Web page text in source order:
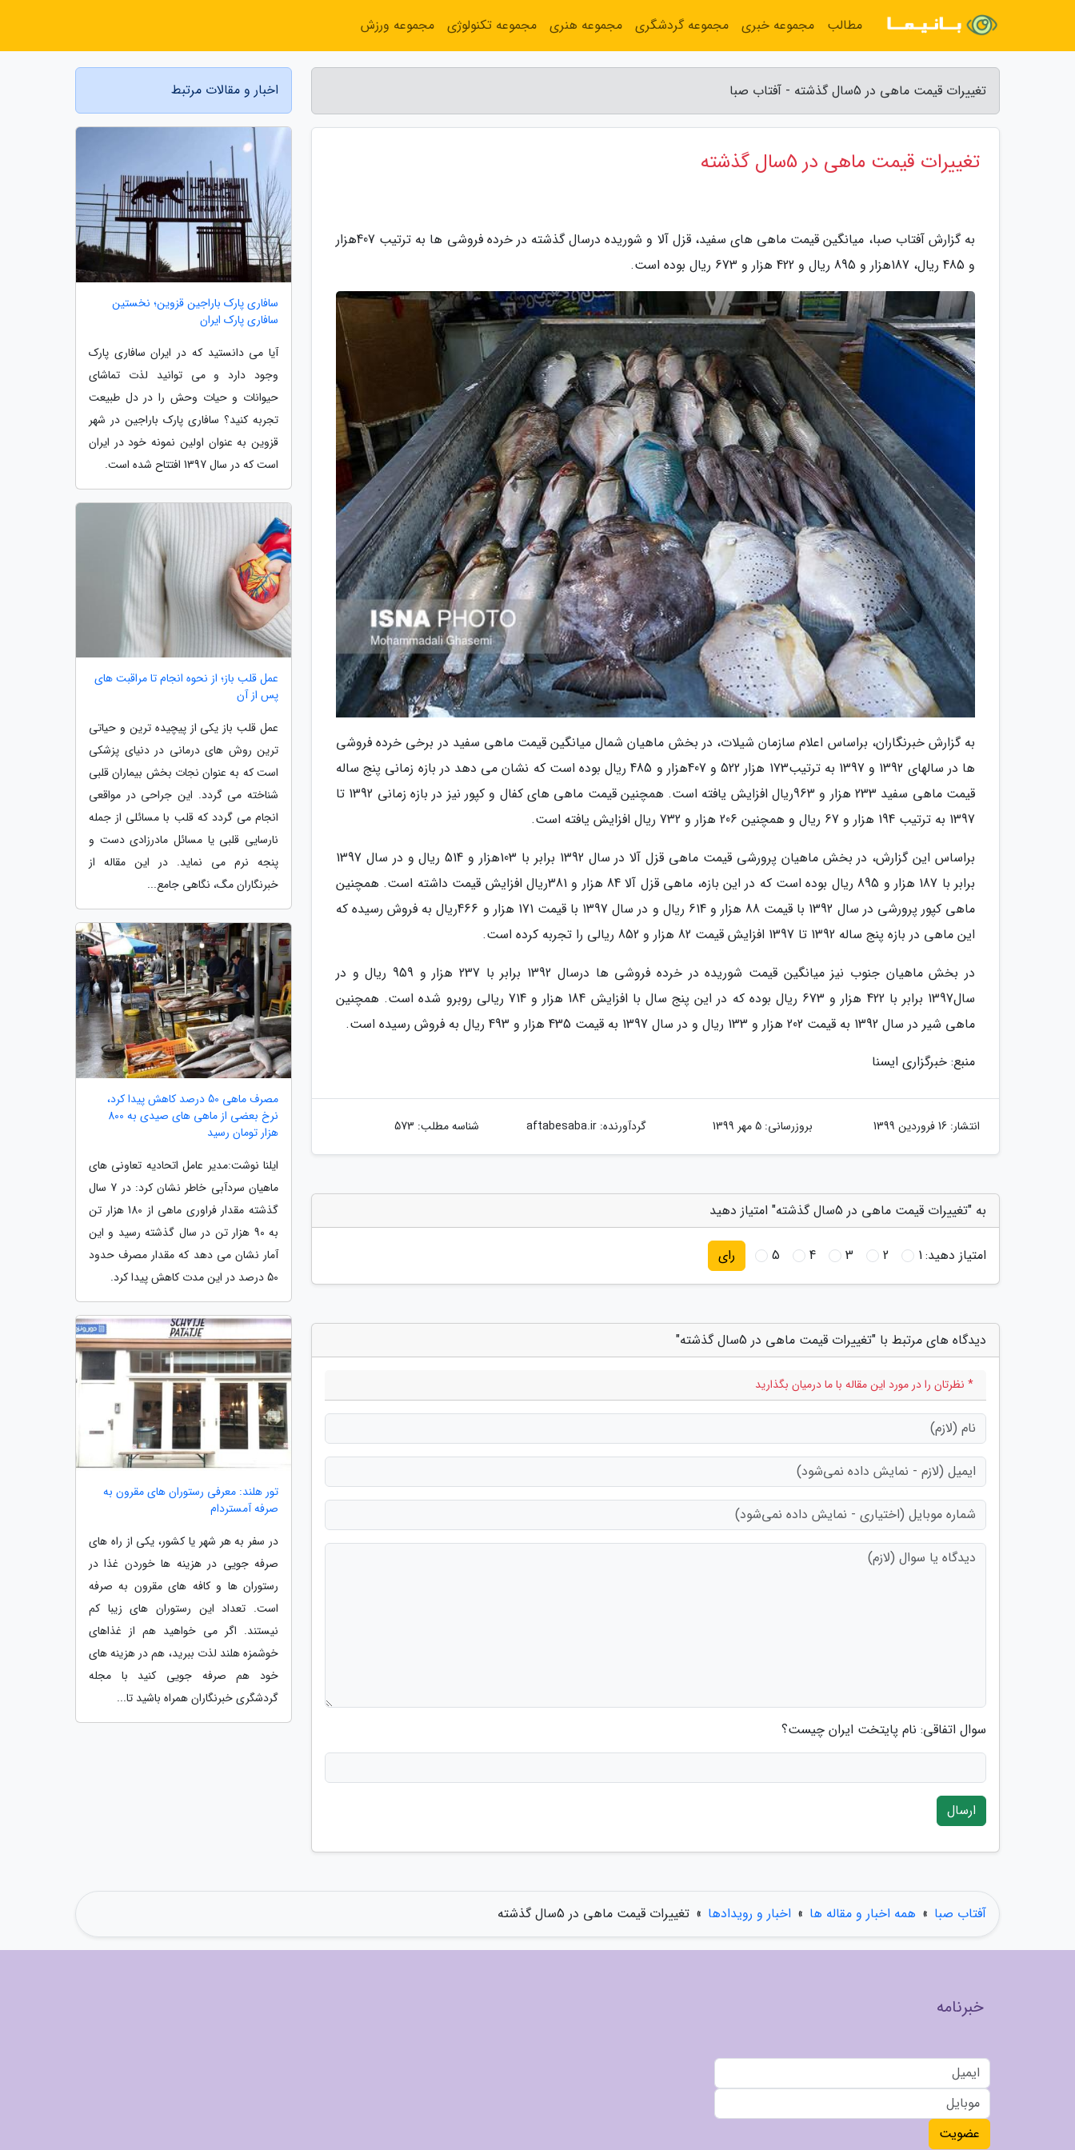
تغییرات قیمت ماهی در 5سال گذشته - آفتاب صبا
تغییرات قیمت ماهی در 5سال گذشته
به گزارش آفتاب صبا، میانگین قیمت ماهی های سفید، قزل آلا و شوریده درسال گذشته در خرده فروشی ها به ترتیب 407هزار
و 485 ریال، 187هزار و 895 ریال و 422 هزار و 673 ریال بوده است.
به گزارش خبرنگاران، براساس اعلام سازمان شیلات، در بخش ماهیان شمال میانگین قیمت ماهی سفید در برخی خرده فروشی
ها در سالهای 1392 و 1397 به ترتیب173 هزار 522 و 407هزار و 485 ریال بوده است که نشان می دهد در بازه زمانی پنج ساله
قیمت ماهی سفید 233 هزار و 963ریال افزایش یافته است. همچنین قیمت ماهی های کفال و کپور نیز در بازه زمانی 1392 تا
1397 به ترتیب 194 هزار و 67 ریال و همچنین 206 هزار و 732 ریال افزایش یافته است.
براساس این گزارش، در بخش ماهیان پرورشی قیمت ماهی قزل آلا در سال 1392 برابر با 103هزار و 514 ریال و در سال 1397
برابر با 187 هزار و 895 ریال بوده است که در این بازه، ماهی قزل آلا 84 هزار و 381ریال افزایش قیمت داشته است. همچنین
ماهی کپور پرورشی در سال 1392 با قیمت 88 هزار و 614 ریال و در سال 1397 با قیمت 171 هزار و 466ریال به فروش رسیده که
این ماهی در بازه پنج ساله 1392 تا 1397 افزایش قیمت 82 هزار و 852 ریالی را تجربه کرده است.
در بخش ماهیان جنوب نیز میانگین قیمت شوریده در خرده فروشی ها درسال 1392 برابر با 237 هزار و 959 ریال و در
سال1397 برابر با 422 هزار و 673 ریال بوده که در این پنج سال با افزایش 184 هزار و 714 ریالی روبرو شده است. همچنین
ماهی شیر در سال 1392 به قیمت 202 هزار و 133 ریال و در سال 1397 به قیمت 435 هزار و 493 ریال به فروش رسیده است.
منبع: خبرگزاری ایسنا
انتشار: 16 فروردین 1399 بروزرسانی: 5 مهر 1399 گردآورنده:aftabesaba.ir شناسه مطلب: 573
به "تغییرات قیمت ماهی در 5سال گذشته" امتیاز دهید
امتیاز دهید:1
2
3
4
5 رای
دیدگاه های مرتبط با "تغییرات قیمت ماهی در 5سال گذشته"
* نظرتان را در مورد این مقاله با ما درمیان بگذارید
سوال اتفاقی: نام پایتخت ایران چیست؟
ارسال
اخبار و مقالات مرتبط
سافاری پارک باراجین قزوین؛ نخستین
سافاری پارک ایران
آیا می دانستید که در ایران سافاری پارک
وجود دارد و می توانید لذت تماشای
حیوانات و حیات وحش را در دل طبیعت
تجربه کنید؟ سافاری پارک باراجین در شهر
قزوین به عنوان اولین نمونه خود در ایران
است که در سال 1397 افتتاح شده است.
عمل قلب باز؛ از نحوه انجام تا مراقبت های
پس از آن
عمل قلب باز یکی از پیچیده ترین و حیاتی
ترین روش های درمانی در دنیای پزشکی
است که به عنوان نجات بخش بیماران قلبی
شناخته می گردد. این جراحی در مواقعی
انجام می گردد که قلب با مسائلی از جمله
نارسایی قلبی یا مسائل مادرزادی دست و
پنجه نرم می نماید. در این مقاله از
خبرنگاران مگ، نگاهی جامع...
مصرف ماهی 50 درصد کاهش پیدا کرد،
نرخ بعضی از ماهی های صیدی به 800
هزار تومان رسید
ایلنا نوشت:مدیر عامل اتحادیه تعاونی های
ماهیان سردآبی خاطر نشان کرد: در 7 سال
گذشته مقدار فراوری ماهی از 180 هزار تن
به 90 هزار تن در سال گذشته رسید و این
آمار نشان می دهد که مقدار مصرف حدود
50 درصد در این مدت کاهش پیدا کرد.
تور هلند: معرفی رستوران های مقرون به
صرفه آمستردام
در سفر به هر شهر یا کشور، یکی از راه های
صرفه جویی در هزینه ها خوردن غذا در
رستوران ها و کافه های مقرون به صرفه
است. تعداد این رستوران های زیبا کم
نیستند. اگر می خواهید هم از غذاهای
خوشمزه هلند لذت ببرید، هم در هزینه های
خود هم صرفه جویی کنید با مجله
گردشگری خبرنگاران همراه باشید تا...
آفتاب صبا » همه اخبار و مقاله ها » اخبار و رویدادها » تغییرات قیمت ماهی در 5سال گذشته
مطالب مجموعه خبری مجموعه گردشگری مجموعه هنری مجموعه تکنولوژی مجموعه ورزش
خبرنامه
عضویت